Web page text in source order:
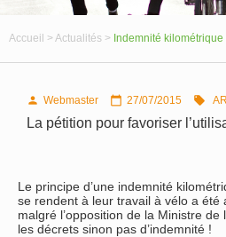
Accueil > Actualités > Indemnité
 Webmaster  27/07/2015 
La pétition pour favoriser
Le principe d’une indemnité
se rendent à leur travail à vélo a été
malgré l’opposition de la Ministre de
les décrets sinon pas d’indemnité !